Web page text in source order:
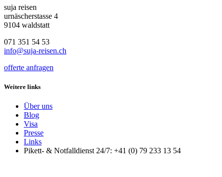
suja reisen
urnäscherstasse 4
9104 waldstatt
071 351 54 53
info@suja-reisen.ch
offerte anfragen
Weitere links
Über uns
Blog
Visa
Presse
Links
Pikett- & Notfalldienst 24/7: +41 (0) 79 233 13 54